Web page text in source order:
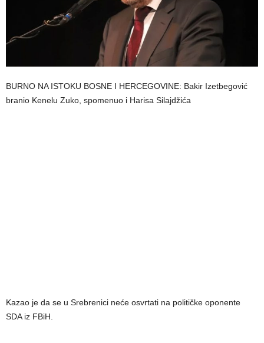
BURNO NA ISTOKU BOSNE I HERCEGOVINE: Bakir Izetbegović
branio Kenelu Zuko, spomenuo i Harisa Silajdžića
Kazao je da se u Srebrenici neće osvrtati na političke oponente
SDA iz FBiH.